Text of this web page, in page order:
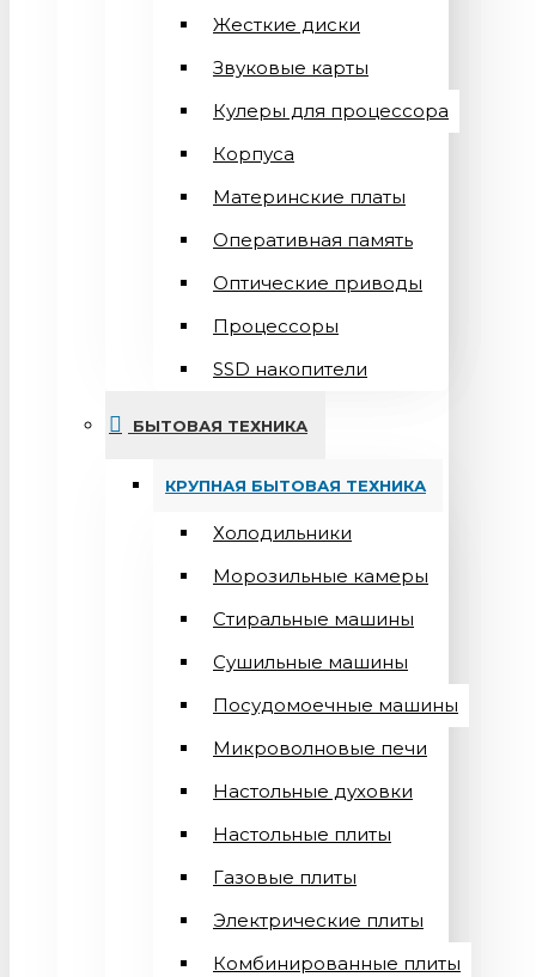
Жесткие диски
Звуковые карты
Кулеры для процессора
Корпуса
Материнские платы
Оперативная память
Оптические приводы
Процессоры
SSD накопители
БЫТОВАЯ ТЕХНИКА
КРУПНАЯ БЫТОВАЯ ТЕХНИКА
Холодильники
Морозильные камеры
Стиральные машины
Сушильные машины
Посудомоечные машины
Микроволновые печи
Настольные духовки
Настольные плиты
Газовые плиты
Электрические плиты
Комбинированные плиты